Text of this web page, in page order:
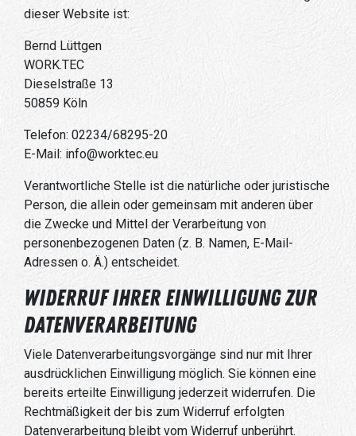
dieser Website ist:
Bernd Lüttgen
WORK.TEC
Dieselstraße 13
50859 Köln
Telefon: 02234/68295-20
E-Mail: info@worktec.eu
Verantwortliche Stelle ist die natürliche oder juristische
Person, die allein oder gemeinsam mit anderen über
die Zwecke und Mittel der Verarbeitung von
personenbezogenen Daten (z. B. Namen, E-Mail-
Adressen o. Ä.) entscheidet.
Widerruf Ihrer Einwilligung zur
Datenverarbeitung
Viele Datenverarbeitungsvorgänge sind nur mit Ihrer
ausdrücklichen Einwilligung möglich. Sie können eine
bereits erteilte Einwilligung jederzeit widerrufen. Die
Rechtmäßigkeit der bis zum Widerruf erfolgten
Datenverarbeitung bleibt vom Widerruf unberührt.